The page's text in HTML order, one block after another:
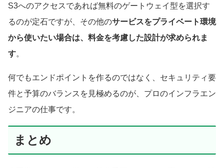
S3へのアクセスであれば無料のゲートウェイ型を選択す
るのが定石ですが、その他のサービスをプライベート環境
から使いたい場合は、料金を考慮した設計が求められま
す。
何でもエンドポイントを作るのではなく、セキュリティ要
件と予算のバランスを見極めるのが、プロのインフラエン
ジニアの仕事です。
まとめ